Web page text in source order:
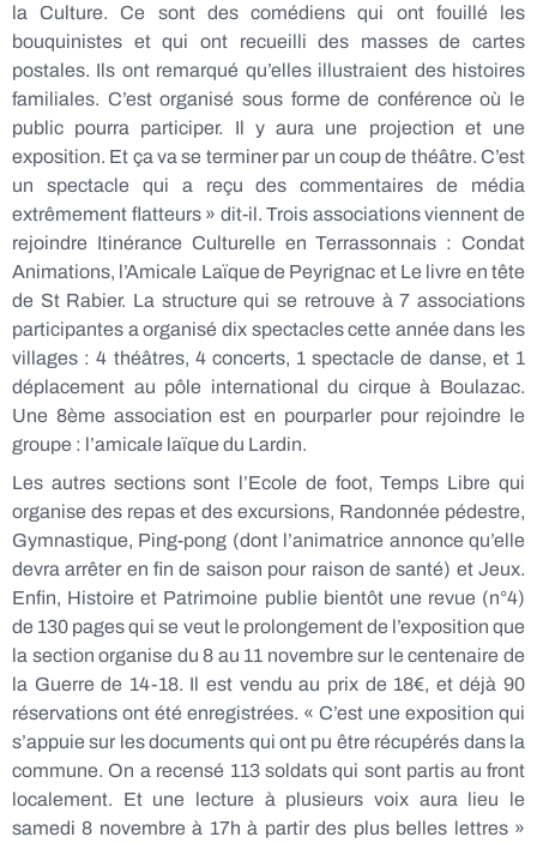
la Culture. Ce sont des comédiens qui ont fouillé les
bouquinistes et qui ont recueilli des masses de cartes
postales. Ils ont remarqué qu’elles illustraient des histoires
familiales. C’est organisé sous forme de conférence où le
public pourra participer. Il y aura une projection et une
exposition. Et ça va se terminer par un coup de théâtre. C’est
un spectacle qui a reçu des commentaires de média
extrêmement flatteurs » dit-il. Trois associations viennent de
rejoindre Itinérance Culturelle en Terrassonnais : Condat
Animations, l’Amicale Laïque de Peyrignac et Le livre en tête
de St Rabier. La structure qui se retrouve à 7 associations
participantes a organisé dix spectacles cette année dans les
villages : 4 théâtres, 4 concerts, 1 spectacle de danse, et 1
déplacement au pôle international du cirque à Boulazac.
Une 8ème association est en pourparler pour rejoindre le
groupe : l’amicale laïque du Lardin.
Les autres sections sont l’Ecole de foot,Temps Libre qui
organise des repas et des excursions, Randonnée pédestre,
Gymnastique, Ping-pong (dont l’animatrice annonce qu’elle
devra arrêter en fin de saison pour raison de santé) et Jeux.
Enfin, Histoire et Patrimoine publie bientôt une revue (n°4)
de 130 pages qui se veut le prolongement de l’exposition que
la section organise du 8 au 11 novembre sur le centenaire de
la Guerre de 14-18. Il est vendu au prix de 18€, et déjà 90
réservations ont été enregistrées. « C’est une exposition qui
s’appuie sur les documents qui ont pu être récupérés dans la
commune. On a recensé 113 soldats qui sont partis au front
localement. Et une lecture à plusieurs voix aura lieu le
samedi 8 novembre à 17h à partir des plus belles lettres »